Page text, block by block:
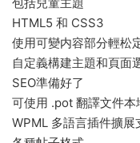
HTML5 和 CSS3
使用可變内容部分輕松
自定義構建主題和頁面
SEO準備好了
可使用 .pot 翻譯文件本
WPML 多語言插件擴展